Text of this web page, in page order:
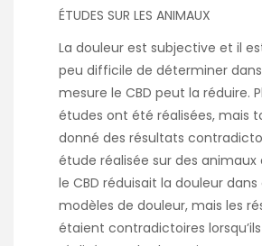
ÉTUDES SUR LES ANIMAUX
La douleur est subjective et il
peu difficile de déterminer
mesure le CBD peut la réduire.
études ont été réalisées, mais
donné des résultats
étude réalisée sur des animaux
le CBD réduisait la douleur
modèles de douleur, mais les
étaient contradictoires